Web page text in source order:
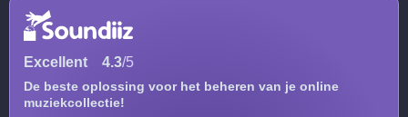
Excellent 4.3/5
De beste oplossing voor het beheren van je online
muziekcollectie!